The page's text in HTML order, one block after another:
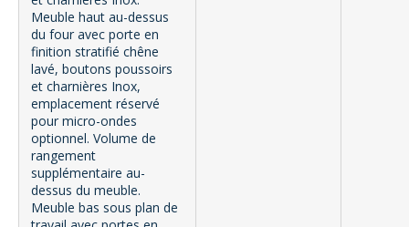
Meuble haut au-dessus
du four avec porte en
finition stratifié chêne
lavé, boutons poussoirs
et charnières Inox,
emplacement réservé
pour micro-ondes
optionnel. Volume de
rangement
supplémentaire au-
dessus du meuble.
Meuble bas sous plan de